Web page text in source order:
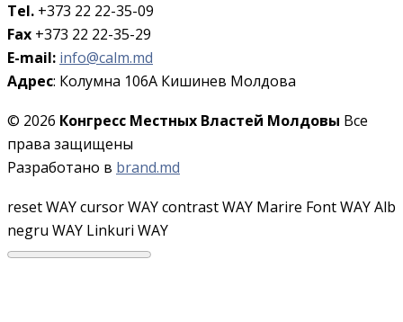
Tel. +373 22 22-35-09
Fax +373 22 22-35-29
E-mail: info@calm.md
Адрес: Колумна 106A Кишинев Молдова
© 2026 Конгресс Местных Властей Молдовы Все
права защищены
Разработано в brand.md
reset WAYcursor WAYcontrast WAY Marire Font WAYAlb
negru WAY Linkuri WAY